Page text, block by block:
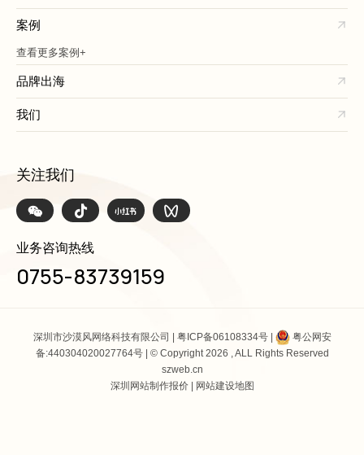
案例
查看更多案例+
品牌出海
我们
关注我们
业务咨询热线
0755-83739159
深圳市沙漠风网络科技有限公司 | 粤ICP备06108334号|
粤公网安
备:440304020027764号| © Copyright 2026 , ALL Rights Reserved
szweb.cn
深圳网站制作报价| 网站建设地图